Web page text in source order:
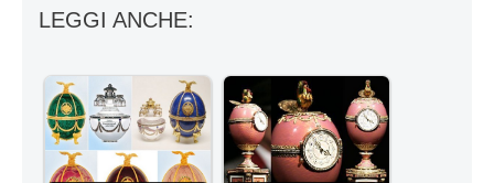
LEGGI ANCHE: